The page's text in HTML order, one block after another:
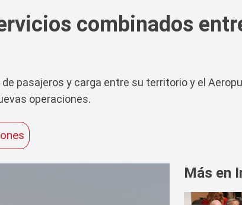
combinados
pasajeros y carga entre su territorio y el
operaciones.
Más en